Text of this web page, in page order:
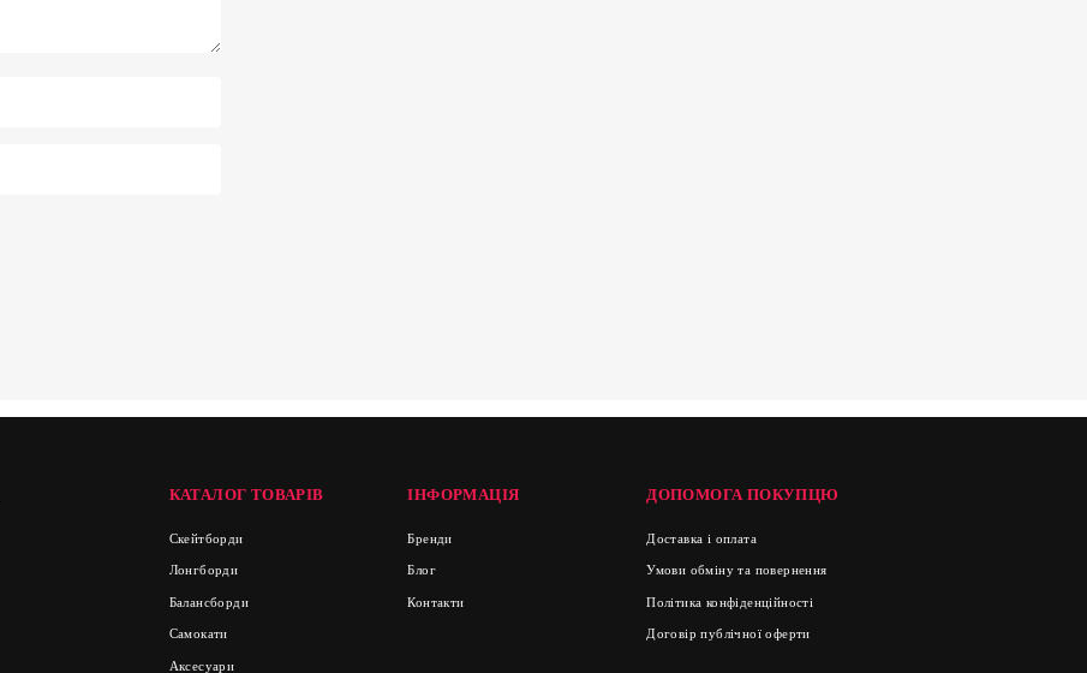
КАТАЛОГ ТОВАРІВ
Скейтборди
Лонгборди
Балансборди
Самокати
Аксесуари
ІНФОРМАЦІЯ
Бренди
Блог
Контакти
ДОПОМОГА ПОКУПЦЮ
Доставка і оплата
Умови обміну та повернення
Політика конфіденційності
Договір публічної оферти